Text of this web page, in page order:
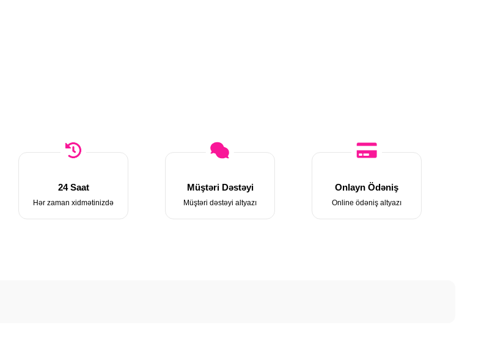
24 Saat
Hər zaman xidmətinizdə
Müştəri Dəstəyi
Müştəri dəstəyi altyazı
Onlayn Ödəniş
Online ödəniş altyazı